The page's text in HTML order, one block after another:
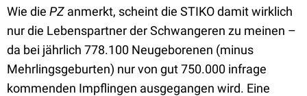
Wie die PZ anmerkt, scheint die STIKO damit wirklich
nur die Lebenspartner der Schwangeren zu meinen –
da bei jährlich 778.100 Neugeborenen (minus
Mehrlingsgeburten) nur von gut 750.000 infrage
kommenden Impflingen ausgegangen wird. Eine